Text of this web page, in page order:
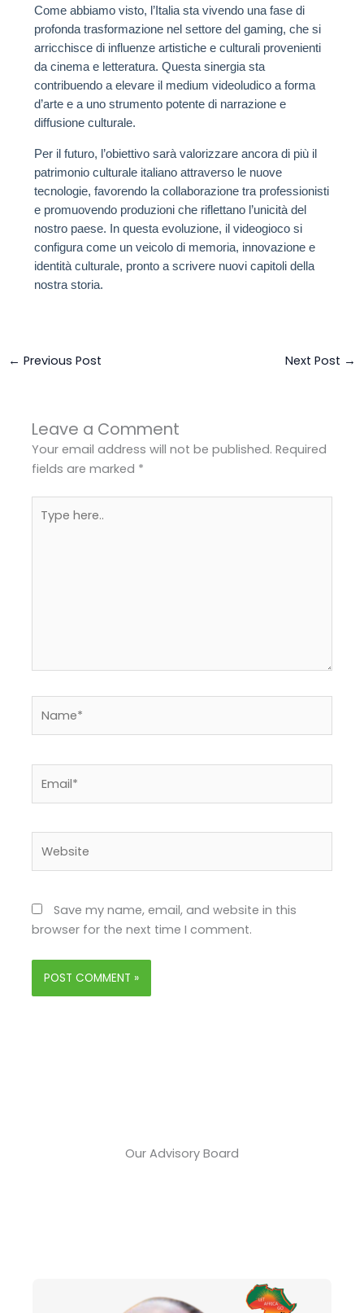
Come abbiamo visto, l’Italia sta vivendo una fase di
profonda trasformazione nel settore del gaming, che si
arricchisce di influenze artistiche e culturali provenienti
da cinema e letteratura. Questa sinergia sta
contribuendo a elevare il medium videoludico a forma
d’arte e a uno strumento potente di narrazione e
diffusione culturale.
Per il futuro, l’obiettivo sarà valorizzare ancora di più il
patrimonio culturale italiano attraverso le nuove
tecnologie, favorendo la collaborazione tra professionisti
e promuovendo produzioni che riflettano l’unicità del
nostro paese. In questa evoluzione, il videogioco si
configura come un veicolo di memoria, innovazione e
identità culturale, pronto a scrivere nuovi capitoli della
nostra storia.
← Previous Post Next Post →
Leave a Comment
Your email address will not be published. Required
fields are marked *
here..
Save my name, email, and website in this
browser for the next time I comment.
Our Advisory Board